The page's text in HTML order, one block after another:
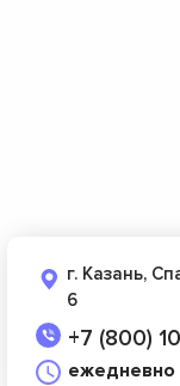
г. Казань,
6
+7 (800)
ежедневно